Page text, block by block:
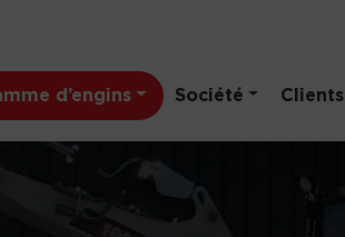
d’engins Société Clients